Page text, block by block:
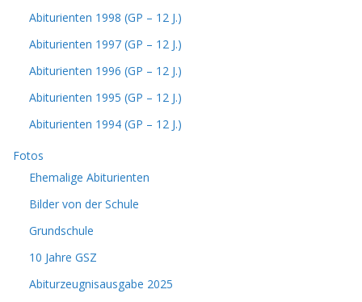
Abiturienten 1998 (GP – 12 J.)
Abiturienten 1997 (GP – 12 J.)
Abiturienten 1996 (GP – 12 J.)
Abiturienten 1995 (GP – 12 J.)
Abiturienten 1994 (GP – 12 J.)
Fotos
Ehemalige Abiturienten
Bilder von der Schule
Grundschule
10 Jahre GSZ
Abiturzeugnisausgabe 2025